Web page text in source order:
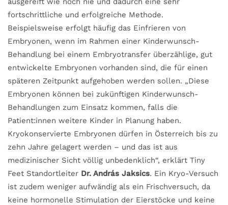
fortschrittliche und erfolgreiche Methode.
Beispielsweise erfolgt häufig das Einfrieren von
Embryonen, wenn im Rahmen einer Kinderwunsch-
Behandlung bei einem Embryotransfer überzählige, gut
entwickelte Embryonen vorhanden sind, die für einen
späteren Zeitpunkt aufgehoben werden sollen. „Diese
Embryonen können bei zukünftigen Kinderwunsch-
Behandlungen zum Einsatz kommen, falls die
Patient:innen weitere Kinder in Planung haben.
Kryokonservierte Embryonen dürfen in Österreich bis zu
zehn Jahre gelagert werden – und das ist aus
medizinischer Sicht völlig unbedenklich“, erklärt Tiny
Feet Standortleiter Dr. András Jaksics. Ein Kryo-Versuch
ist zudem weniger aufwändig als ein Frischversuch, da
keine hormonelle Stimulation der Eierstöcke und keine